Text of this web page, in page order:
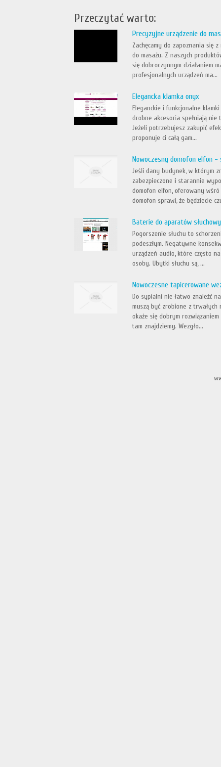
Przeczytać warto:
Precyzyjne urządzenie do
Zachęcamy do zapoznania się
do masażu. Z naszych
się dobroczynnym działaniem
profesjonalnych urządzeń ma...
Elegancka klamka onyx
Eleganckie i funkcjonalne
drobne akcesoria spełniają
Jeżeli potrzebujesz zakupić
proponuje ci całą gam...
Nowoczesny domofon elfon -
Jeśli dany budynek, w którym
zabezpieczone i starannie
domofon elfon, oferowany
domofon sprawi, że będziecie
Baterie do aparatów
Pogorszenie słuchu to
podeszłym. Negatywne
urządzeń audio, które często
osoby. Ubytki słuchu są, ...
Nowoczesne tapicerowane
Do sypialni nie łatwo znaleźć
muszą być zrobione z
okaże się dobrym
tam znajdziemy. Wezgło...